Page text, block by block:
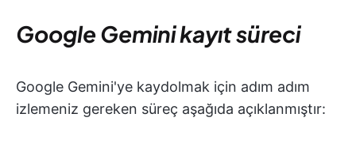
Google Gemini kayıt süreci
Google Gemini'ye kaydolmak için adım adım
izlemeniz gereken süreç aşağıda açıklanmıştır: